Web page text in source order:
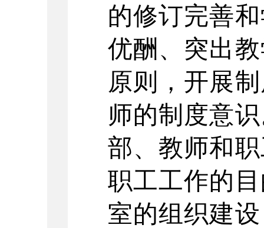
的修订完善
优酬、突出
原则，开展
师的制度意
部、教师和
职工工作的
室的组织建